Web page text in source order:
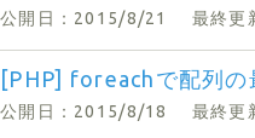
公開日：2015/8/21 最終更
[PHP] foreachで配列の
公開日：2015/8/18 最終更